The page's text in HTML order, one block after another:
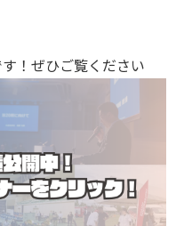
！ぜひご覧ください